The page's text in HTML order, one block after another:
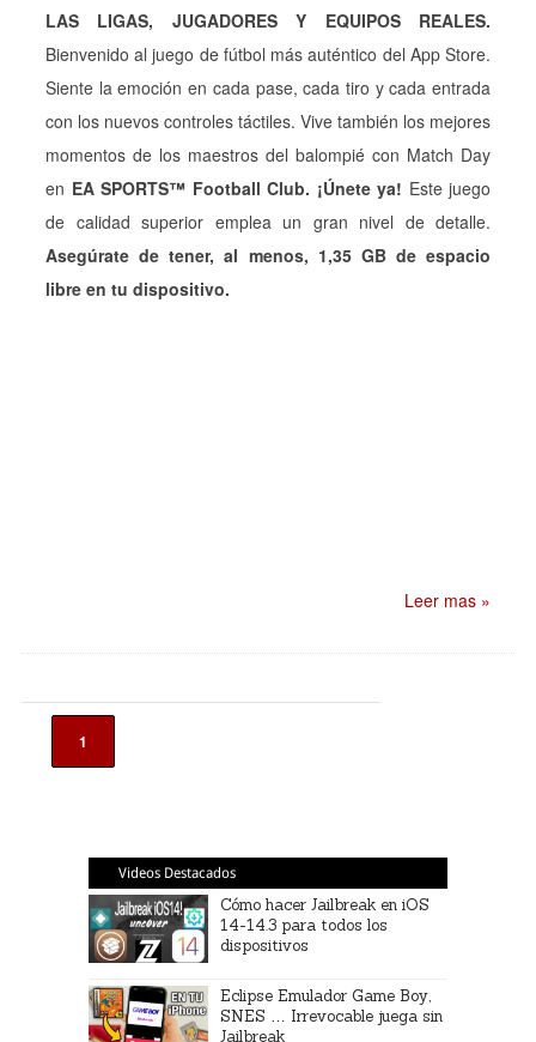
LAS LIGAS, JUGADORES Y EQUIPOS REALES.
Bienvenido al juego de fútbol más auténtico del App Store.
Siente la emoción en cada pase, cada tiro y cada entrada
con los nuevos controles táctiles. Vive también los mejores
momentos de los maestros del balompié con Match Day
en EA SPORTS™ Football Club. ¡Únete ya! Este juego
de calidad superior emplea un gran nivel de detalle.
Asegúrate de tener, al menos, 1,35 GB de espacio
libre en tu dispositivo.
Leer mas »
1
Videos Destacados
Cómo hacer Jailbreak en iOS
14-14.3 para todos los
dispositivos
Eclipse Emulador Game Boy,
SNES … Irrevocable juega sin
Jailbreak